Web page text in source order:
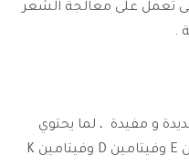
تعمل على معالجة الشعر
.
و مفيدة ، لما يحتوي
عليه من فيتامينات مثل فيتامين E وفيتامين D وفيتامين K